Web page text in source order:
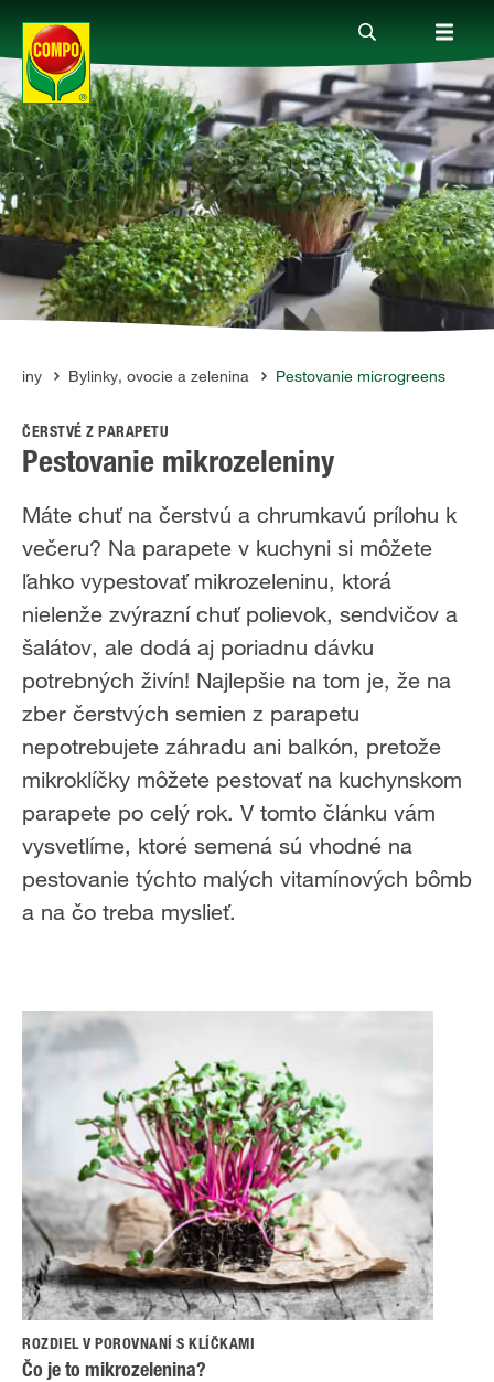
Produkty
Rady a tipy
Témy
Kde kúpiť
Spoločnosť
Bylinky, ovocie a zelenina Pestovanie microgreens
ČERSTVÉ Z PARAPETU
Pestovanie mikrozeleniny
Máte chuť na čerstvú a chrumkavú prílohu k
večeru? Na parapete v kuchyni si môžete
ľahko vypestovať mikrozeleninu, ktorá
nielenže zvýrazní chuť polievok, sendvičov a
šalátov, ale dodá aj poriadnu dávku
potrebných živín! Najlepšie na tom je, že na
zber čerstvých semien z parapetu
nepotrebujete záhradu ani balkón, pretože
mikroklíčky môžete pestovať na kuchynskom
parapete po celý rok. V tomto článku vám
vysvetlíme, ktoré semená sú vhodné na
pestovanie týchto malých vitamínových bômb
a na čo treba myslieť.
ROZDIEL V POROVNANÍ S KLÍČKAMI
Čo je to mikrozelenina?